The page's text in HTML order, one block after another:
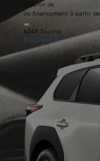
À partir de
ou financement à partir de
bZ4X Touring
ÉLECTRIQUE